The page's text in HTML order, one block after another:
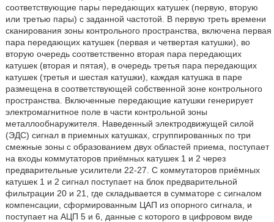
соответствующие пары передающих катушек (первую, вторую
или третью пары) с заданной частотой. В первую треть времени
сканирования зоны контрольного пространства, включена первая
пара передающих катушек (первая и четвертая катушки), во
вторую очередь соответственно вторая пара передающих
катушек (вторая и пятая), в очередь третья пара передающих
катушек (третья и шестая катушки), каждая катушка в паре
размещена в соответствующей собственной зоне контрольного
пространства. Включенные передающие катушки генерирует
электромагнитное поле в части контрольной зоны
металлообнаружителя. Наведенный электродвижущей силой
(ЭДС) сигнал в приемных катушках, сгруппированных по три
смежные зоны с образованием двух областей приема, поступает
на входы коммутаторов приёмных катушек 1 и 2 через
предварительные усилители 22-27. С коммутаторов приёмных
катушек 1 и 2 сигнал поступает на блок предварительной
фильтрации 20 и 21, где складывается в сумматоре с сигналом
компенсации, сформированным ЦАП из опорного сигнала, и
поступает на АЦП 5 и 6, данные с которого в цифровом виде